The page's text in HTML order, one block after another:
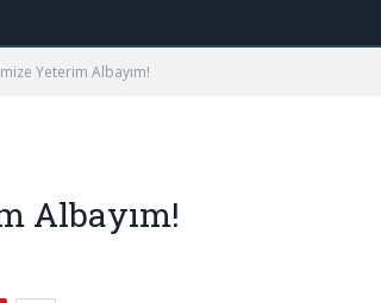
Yeterim Albayım!
Albayım!